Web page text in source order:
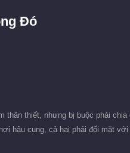
Đó
thân thiết, nhưng bị buộc phải
hậu cung, cả hai phải đối mặt